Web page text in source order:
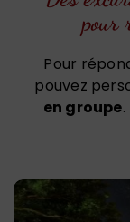
pour
Pour
pouvez
en groupe